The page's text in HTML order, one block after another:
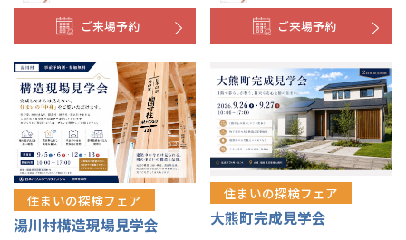
ご来場予約 ご来場予約
住まいの探検フェア
湯川村構造現場見学会
住まいの探検フェア
大熊町完成見学会